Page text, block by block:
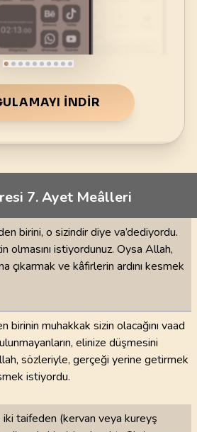
İNDIR
7. Ayet Meâlleri
birini, o sizindir diye va’dediyordu.
olmasını istiyordunuz. Oysa Allah,
çıkarmak ve kâfirlerin ardını kesmek
birinin muhakkak sizin olacağını vaad
elinize düşmesini
sözleriyle, gerçeği yerine getirmek
istiyordu.
taifeden (kervan veya kureyş